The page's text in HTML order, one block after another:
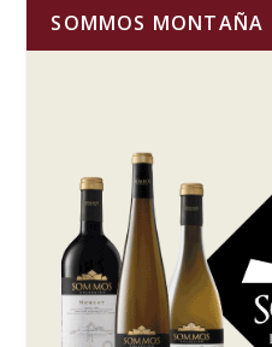
SOMMOS MONTAÑA